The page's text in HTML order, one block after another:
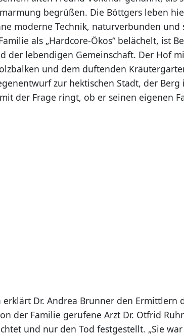
begrüßen. Die Böttgers leben
moderne Technik, naturverbunden und
als „Hardcore-Ökos“ belächelt, ist
der lebendigen Gemeinschaft. Der Hof
und dem duftenden
zur hektischen Stadt, der Berg
der Frage ringt, ob er seinen eigenen
Dr. Andrea Brunner den Ermittlern
der Familie gerufene Arzt Dr. Otfrid
und nur den Tod festgestellt. „Sie